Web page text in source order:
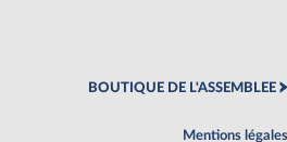
BOUTIQUE DE L'ASSEMBLEE
Mentions légales